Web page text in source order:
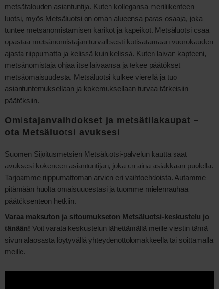
metsätalouden asiantuntija. Kuten kollegansa meriliikenteen
luotsi, myös Metsäluotsi on oman alueensa paras osaaja, joka
tuntee metsänomistamisen karikot ja kapeikot. Metsäluotsi osaa
opastaa metsänomistajan turvallisesti kotisatamaan vuorokauden
ajasta riippumatta ja kelissä kuin kelissä. Kuten laivan kapteeni,
metsänomistaja ohjaa itse laivaansa ja tekee päätökset
metsäomaisuudesta. Metsäluotsi kulkee vierellä ja tuo
asiantuntemuksellaan ja kokemuksellaan turvaa tärkeisiin
päätöksiin.
Omistajanvaihdokset ja metsätilakaupat –
ota Metsäluotsi avuksesi
Suomen Sijoitusmetsien Metsäluotsi-palvelun kautta saat
avuksesi kokeneen asiantuntijan, joka on aina asiakkaan puolella.
Tarjoamme riippumattoman arvion eri vaihtoehdoista. Autamme
pitämään huolta omaisuudestasi ja tuomme mielenrauhaa
päätöksenteon hetkiin.
Varaa maksuton ja sitoumukseton Metsäluotsi-keskustelu jo
tänään! Voit varata keskustelun lähettämällä meille viestin tämä
sivun alaosasta löytyvällä yhteydenottolomakkeella tai soittamalla
meille.